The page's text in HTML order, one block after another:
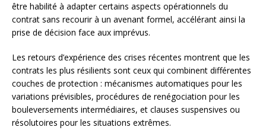
être habilité à adapter certains aspects opérationnels du
contrat sans recourir à un avenant formel, accélérant ainsi la
prise de décision face aux imprévus.
Les retours d’expérience des crises récentes montrent que les
contrats les plus résilients sont ceux qui combinent différentes
couches de protection : mécanismes automatiques pour les
variations prévisibles, procédures de renégociation pour les
bouleversements intermédiaires, et clauses suspensives ou
résolutoires pour les situations extrêmes.